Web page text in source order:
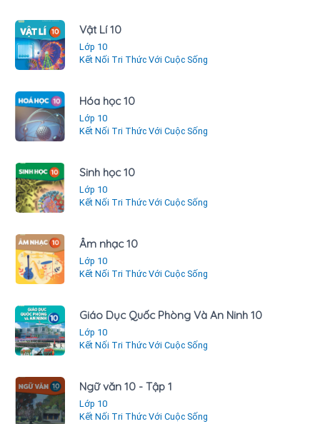
Vật Lí 10
Lớp 10
Kết Nối Tri Thức Với Cuộc Sống
Hóa học 10
Lớp 10
Kết Nối Tri Thức Với Cuộc Sống
Sinh học 10
Lớp 10
Kết Nối Tri Thức Với Cuộc Sống
Âm nhạc 10
Lớp 10
Kết Nối Tri Thức Với Cuộc Sống
Giáo Dục Quốc Phòng Và An Ninh 10
Lớp 10
Kết Nối Tri Thức Với Cuộc Sống
Ngữ văn 10 - Tập 1
Lớp 10
Kết Nối Tri Thức Với Cuộc Sống